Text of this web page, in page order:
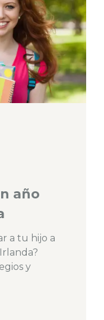
año
a tu hijo a
y